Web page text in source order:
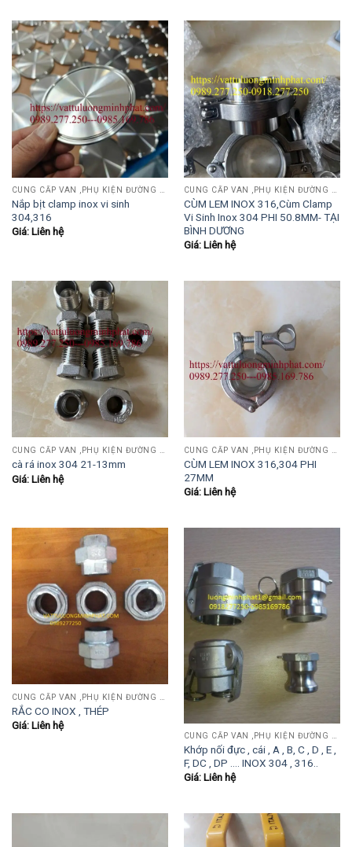
CUNG CẤP VAN ,PHỤ KIỆN ĐƯỜNG ỐNG INOX,THÉP.....
Nắp bịt clamp inox vi sinh
304,316
Giá: Liên hệ
CUNG CẤP VAN ,PHỤ KIỆN ĐƯỜNG ỐNG INOX,THÉP.....
CÙM LEM INOX 316,Cùm Clamp
Vi Sinh Inox 304 PHI 50.8MM- TẠI
BÌNH DƯƠNG
Giá: Liên hệ
cà rá inox 304 21-13mm
Giá: Liên hệ
CÙM LEM INOX 316,304 PHI
27MM
Giá: Liên hệ
RẮC CO INOX , THÉP
Giá: Liên hệ
CUNG CẤP VAN ,PHỤ KIỆN ĐƯỜNG ỐNG INOX,THÉP.....
Khớp nối đực , cái , A , B, C , D , E ,
F, DC , DP …. INOX 304 , 316..
Giá: Liên hệ